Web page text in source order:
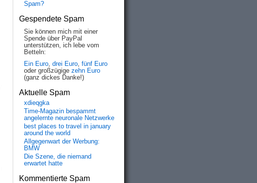
Spam?
Gespendete Spam
Sie können mich mit einer
Spende über PayPal
unterstützen, ich lebe vom
Betteln:
Ein Euro, drei Euro, fünf Euro
oder großzügige zehn Euro
(ganz dickes Danke!)
Aktuelle Spam
xdieqgka
Time-Magazin bespammt
angelernte neuronale Netzwerke
best places to travel in january
around the world
Allgegenwart der Werbung:
BMW
Die Szene, die niemand
erwartet hatte
Kommentierte Spam